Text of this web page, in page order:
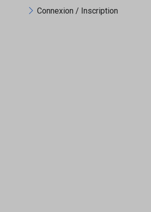
Connexion / Inscription